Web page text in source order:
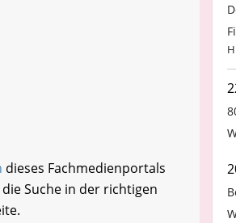
dieses Fachmedienportals
Suche in der richtigen